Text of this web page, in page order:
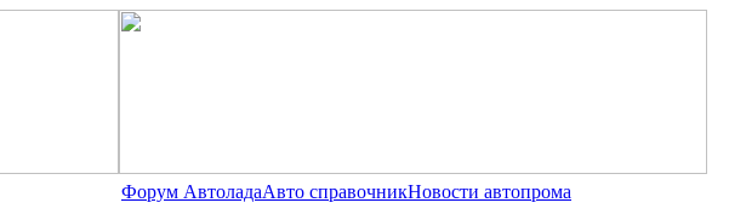
Форум АвтоладаАвто справочникНовости автопрома